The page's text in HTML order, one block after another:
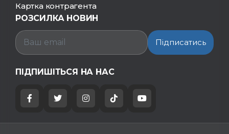
Картка контрагента
РОЗСИЛКА НОВИН
Підписатись
ПІДПИШІТЬСЯ НА НАС